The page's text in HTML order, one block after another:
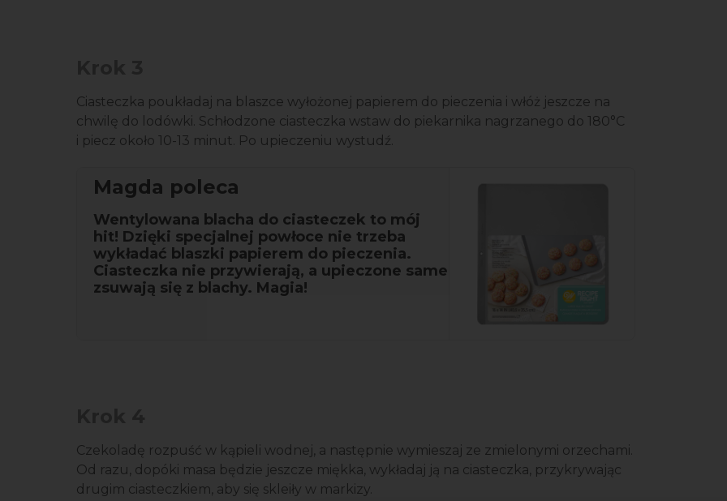
Ciasteczka poukładaj na blaszce wyłożonej papierem do pieczenia i włóż jeszcze na
chwilę do lodówki. Schłodzone ciasteczka wstaw do piekarnika nagrzanego do 180°C
i piecz około 10-13 minut. Po upieczeniu wystudź.
Magda poleca
Wentylowana blacha do ciasteczek to mój
hit! Dzięki specjalnej powłoce nie trzeba
wykładać blaszki papierem do pieczenia.
Ciasteczka nie przywierają, a upieczone same
zsuwają się z blachy. Magia!
Czekoladę rozpuść w kąpieli wodnej, a następnie wymieszaj ze zmielonymi orzechami.
Od razu, dopóki masa będzie jeszcze miękka, wykładaj ją na ciasteczka, przykrywając
drugim ciasteczkiem, aby się skleiły w markizy.